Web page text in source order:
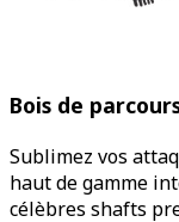
Bois de
Sublimez vos
haut de gamme
célèbres shafts